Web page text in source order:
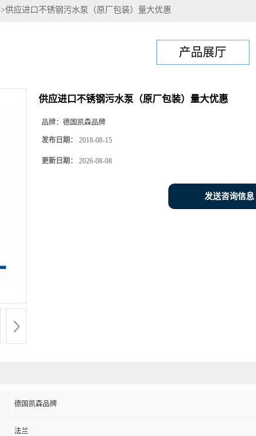
>供应进口不锈钢污水泵（原厂包装）量大优惠
产品展厅
供应进口不锈钢污水泵（原厂包装）量大优惠
品牌： 德国凯森品牌
发布日期： 2018-08-15
更新日期： 2026-08-08
发送咨询信息
德国凯森品牌
法兰